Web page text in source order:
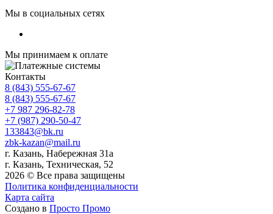
Мы в социальных сетях
Мы принимаем к оплате
Контакты
8 (843) 555-67-67
8 (843) 555-67-67
+7 987 296-82-78
+7 (987) 290-50-47
133843@bk.ru
zbk-kazan@mail.ru
г. Казань, Набережная 31а
г. Казань, Техническая, 52
2026 © Все права защищены
Политика конфиденциальности
Карта сайта
Создано в Просто Промо